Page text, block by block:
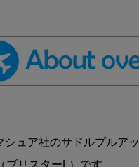
シュア社のサドルプルア